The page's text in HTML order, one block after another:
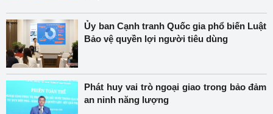
Ủy ban Cạnh tranh Quốc gia phổ biến Luật
Bảo vệ quyền lợi người tiêu dùng
Phát huy vai trò ngoại giao trong bảo đảm
an ninh năng lượng